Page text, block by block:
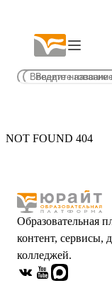
NOT FOUND 404
Образовательная
контент, сервисы,
колледжей.